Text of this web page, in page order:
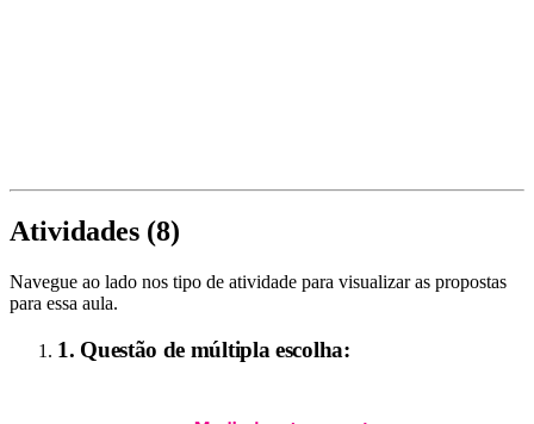
Atividades (8)
Navegue ao lado nos tipo de atividade para visualizar as propostas
para essa aula.
1. Questão de múltipla escolha: